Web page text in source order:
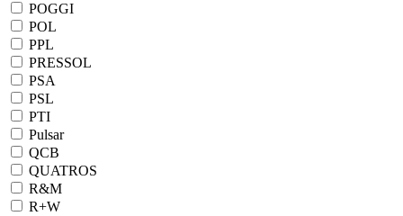
POGGI
POL
PPL
PRESSOL
PSA
PSL
PTI
Pulsar
QCB
QUATROS
R&M
R+W